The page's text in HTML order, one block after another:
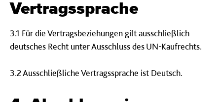
Vertragssprache
3.1 Für die Vertragsbeziehungen gilt ausschließlich
deutsches Recht unter Ausschluss des UN-Kaufrechts.
3.2 Ausschließliche Vertragssprache ist Deutsch.